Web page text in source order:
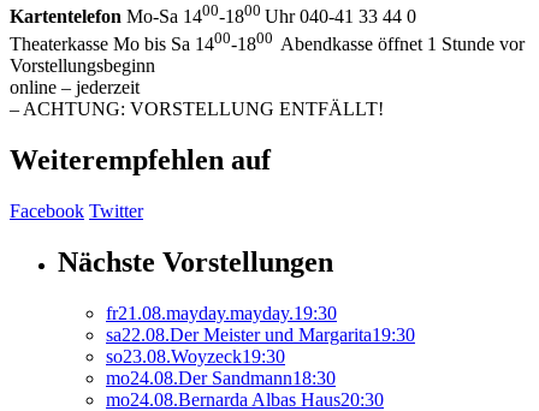
Kartentelefon Mo-Sa 1400-1800 Uhr 040-41 33 44 0
Theaterkasse Mo bis Sa 1400-1800 Abendkasse öffnet 1 Stunde vor
Vorstellungsbeginn
online – jederzeit
– ACHTUNG: VORSTELLUNG ENTFÄLLT!
Weiterempfehlen auf
Facebook Twitter
Nächste Vorstellungen
fr21.08.mayday.mayday.19:30
sa22.08.Der Meister und Margarita19:30
so23.08.Woyzeck19:30
mo24.08.Der Sandmann18:30
mo24.08.Bernarda Albas Haus20:30